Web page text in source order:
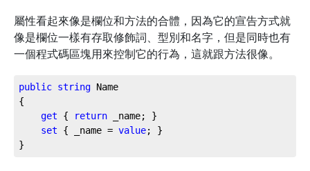
屬性看起來像是欄位和方法的合體，因為它的宣告方式就
像是欄位一樣有存取修飾詞、型別和名字，但是同時也有
一個程式碼區塊用來控制它的行為，這就跟方法很像。
public string Name
{
get { return _name; }
set { _name = value; }
}